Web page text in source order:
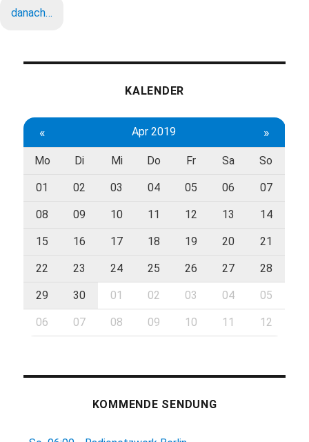
danach…
KALENDER
« Apr 2019 »
Mo Di Mi Do Fr Sa So
01 02 03 04 05 06 07
08 09 10 11 12 13 14
15 16 17 18 19 20 21
22 23 24 25 26 27 28
29 30 01 02 03 04 05
06 07 08 09 10 11 12
KOMMENDE SENDUNG